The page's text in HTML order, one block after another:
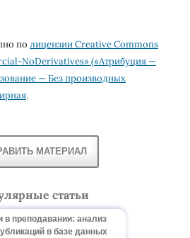
по лицензии Creative Commons
NoDerivatives» («Атрибуция —
— Без производных
.
МАТЕРИАЛ
статьи
в преподавании: анализ
в базе данных